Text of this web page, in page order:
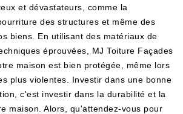
et dévastateurs, comme la
des structures et même des
biens. En utilisant des matériaux de
éprouvées, MJ Toiture Façades
maison est bien protégée, même lors
plus violentes. Investir dans une bonne
c'est investir dans la durabilité et la
maison. Alors, qu'attendez-vous pour